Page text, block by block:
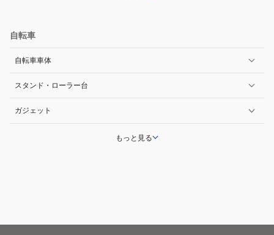
自転車
自転車車体
スタンド・ローラー台
ガジェット
もっと見る